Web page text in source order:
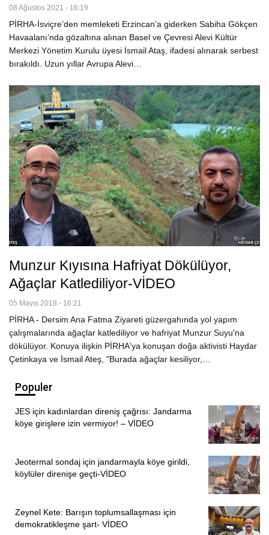
08 Ağustos 2021 - 16:19
PİRHA-İsviçre’den memleketi Erzincan’a giderken Sabiha Gökçen
Havaalanı’nda gözaltına alınan Basel ve Çevresi Alevi Kültür
Merkezi Yönetim Kurulu üyesi İsmail Ataş, ifadesi alınarak serbest
bırakıldı. Uzun yıllar Avrupa Alevi…
Munzur Kıyısına Hafriyat Dökülüyor,
Ağaçlar Katlediliyor-VİDEO
05 Mayıs 2018 - 16:21
PİRHA - Dersim Ana Fatma Ziyareti güzergahında yol yapım
çalışmalarında ağaçlar katlediliyor ve hafriyat Munzur Suyu'na
dökülüyor. Konuya ilişkin PİRHA'ya konuşan doğa aktivisti Haydar
Çetinkaya ve İsmail Ateş, "Burada ağaçlar kesiliyor,…
Populer
JES için kadınlardan direniş çağrısı: Jandarma
köye girişlere izin vermiyor! – VİDEO
Jeotermal sondaj için jandarmayla köye girildi,
köylüler direnişe geçti-VİDEO
Zeynel Kete: Barışın toplumsallaşması için
demokratikleşme şart- VİDEO